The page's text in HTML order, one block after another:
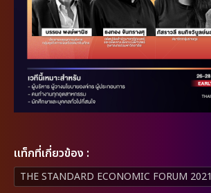
เเท็กที่เกี่ยวข้อง :
THE STANDARD ECONOMIC FORUM 2021